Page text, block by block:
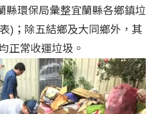
縣環保局彙整宜蘭縣各鄉鎮垃
)；除五結鄉及大同鄉外，其
正常收運垃圾。